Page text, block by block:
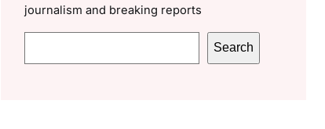
journalism and breaking reports
e
Search